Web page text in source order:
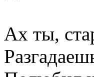
Ах ты,